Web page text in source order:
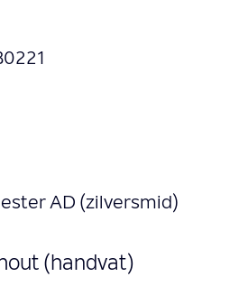
AD (zilversmid)
(handvat)